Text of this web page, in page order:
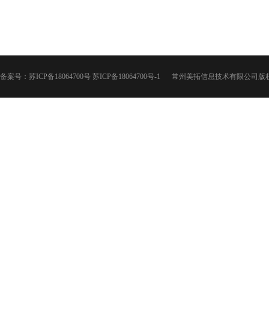
备案号： 苏ICP备18064700号 苏ICP备18064700号-1 常州美拓信息技术有限公司版